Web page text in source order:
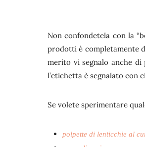
Non confondetela con la
prodotti è completamente
merito vi segnalo anche
l’etichetta è segnalato con
Se volete sperimentare
polpette di lenticchie al